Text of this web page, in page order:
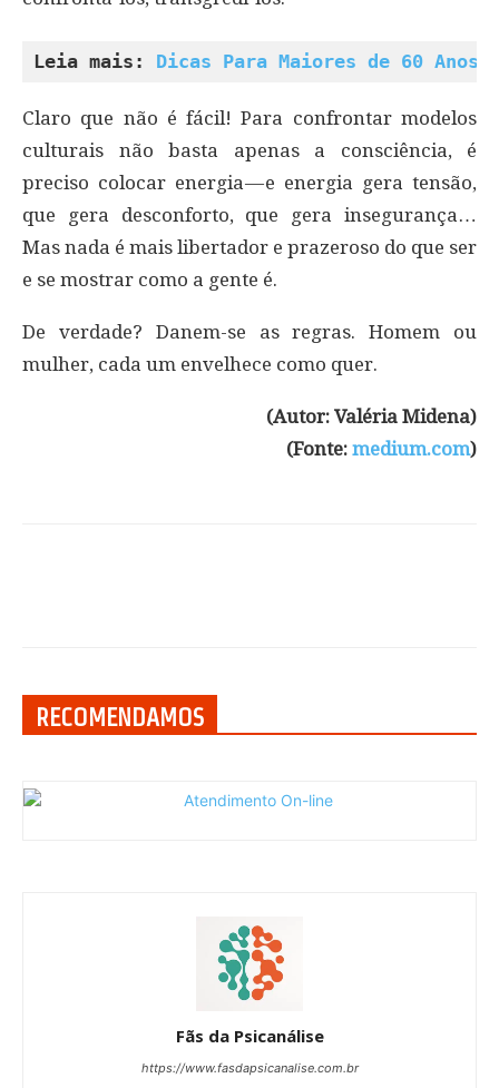
Leia mais: Dicas Para Maiores de 60
Claro que não é fácil! Para confrontar modelos
culturais não basta apenas a consciência, é
preciso colocar energia — e energia gera tensão,
que gera desconforto, que gera insegurança…
Mas nada é mais libertador e prazeroso do que ser
e se mostrar como a gente é.
De verdade? Danem-se as regras. Homem ou
mulher, cada um envelhece como quer.
(Autor: Valéria Midena)
(Fonte: medium.com)
RECOMENDAMOS
Fãs da Psicanálise
https://www.fasdapsicanalise.com.br